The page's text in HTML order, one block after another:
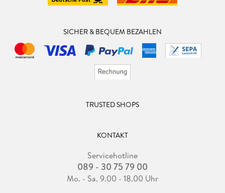
SICHER & BEQUEM BEZAHLEN
TRUSTED SHOPS
KONTAKT
Servicehotline
089 - 30 75 79 00
Mo. - Sa. 9.00 - 18.00 Uhr